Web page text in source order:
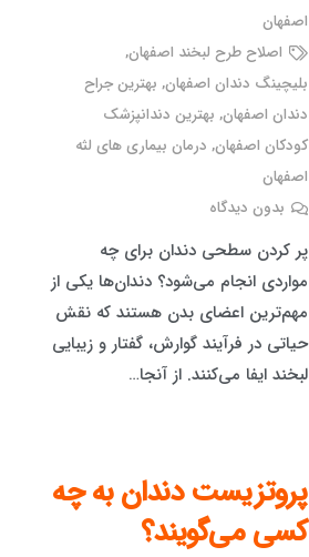
اصفهان
اصلاح طرح لبخند اصفهان,
بلیچینگ دندان اصفهان, بهترین جراح
دندان اصفهان, بهترین دندانپزشک
کودکان اصفهان, درمان بیماری های لثه
اصفهان
بدون دیدگاه
پر کردن سطحی دندان برای چه
مواردی انجام می‌شود؟ دندان‌ها یکی از
مهم‌ترین اعضای بدن هستند که نقش
حیاتی در فرآیند گوارش، گفتار و زیبایی
لبخند ایفا می‌کنند. از آنجا…
پروتزیست دندان به چه
کسی می‌گویند؟